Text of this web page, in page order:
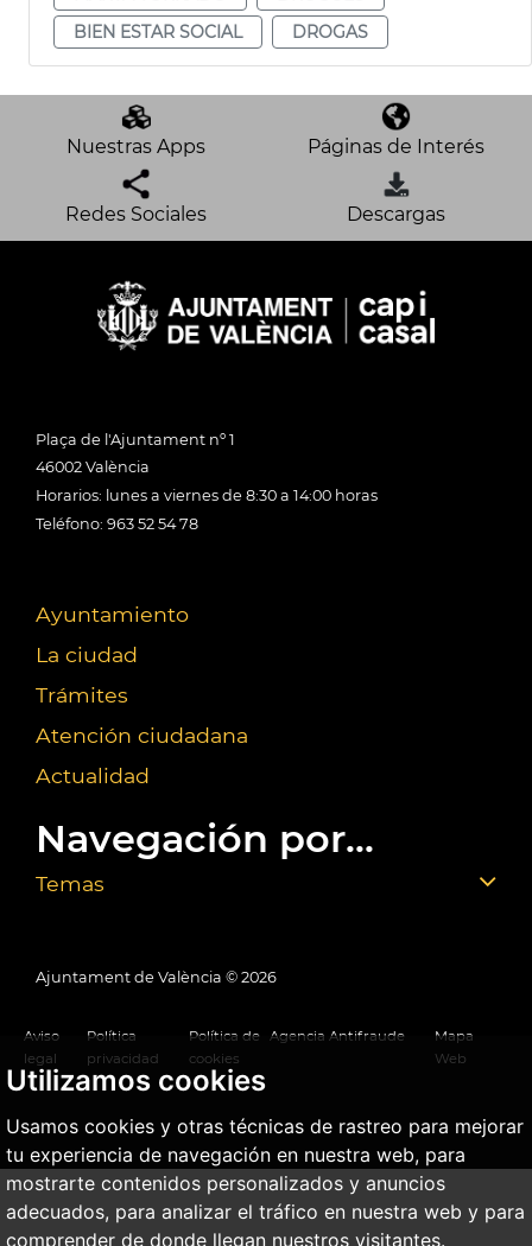
Utilizamos cookies
Usamos cookies y otras técnicas de rastreo para mejorar
tu experiencia de navegación en nuestra web, para
mostrarte contenidos personalizados y anuncios
adecuados, para analizar el tráfico en nuestra web y para
comprender de donde llegan nuestros visitantes.
BIEN ESTAR SOCIAL
DROGAS
Nuestras Apps Páginas de Interés
Redes Sociales Descargas
Plaça de l'Ajuntament nº 1
46002 València
Horarios: lunes a viernes de 8:30 a 14:00 horas
Teléfono: 963 52 54 78
Ayuntamiento
La ciudad
Trámites
Atención ciudadana
Actualidad
Navegación por...
Temas
Ajuntament de València © 2026
Aviso
legal
Política
privacidad
Política de
cookies
Agencia Antifraude
Mapa
Web